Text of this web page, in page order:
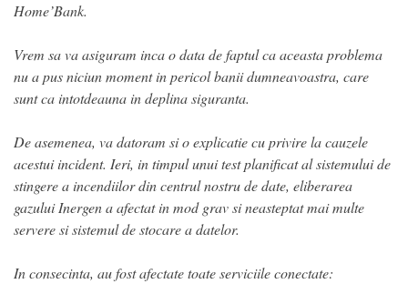
Home’Bank.
Vrem sa va asiguram inca o data de faptul ca aceasta problema
nu a pus niciun moment in pericol banii dumneavoastra, care
sunt ca intotdeauna in deplina siguranta.
De asemenea, va datoram si o explicatie cu privire la cauzele
acestui incident. Ieri, in timpul unui test planificat al sistemului de
stingere a incendiilor din centrul nostru de date, eliberarea
gazului Inergen a afectat in mod grav si neasteptat mai multe
servere si sistemul de stocare a datelor.
In consecinta, au fost afectate toate serviciile conectate: